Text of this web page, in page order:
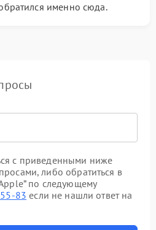
именно сюда.
с приведенными ниже
либо обратиться в
по следующему
83 если не нашли ответ на